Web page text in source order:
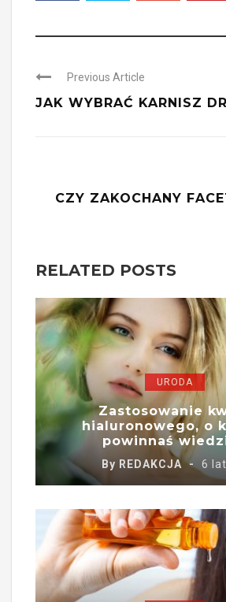
Previous Article
JAK WYBRAĆ KARNISZ
CZY ZAKOCHANY
RELATED POSTS
URODA
Zastosowanie
hialuronowego, o
powinnaś
By REDAKCJA 6